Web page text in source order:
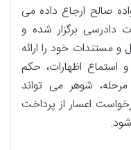
صالح ارجاع داده می
دادرسی برگزار شده و
مستندات خود را ارائه
استماع اظهارات، حکم
شوهر می تواند
اعسار از پرداخت